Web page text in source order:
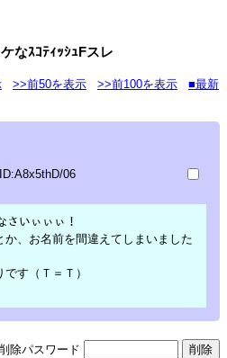
なｽｺﾃｨｯｼｭFスレ
>>前50を表示 >>前100を表示
■最新
ID:A8x5thD/06
さいぃぃぃ！
か、お名前を間違えてしまいました
す（Ｔ＝Ｔ）
除パスワード